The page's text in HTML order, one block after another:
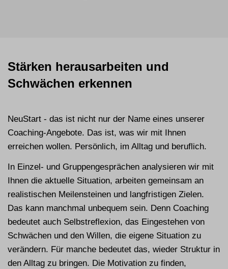
Stärken herausarbeiten und
Schwächen erkennen
NeuStart - das ist nicht nur der Name eines unserer
Coaching-Angebote. Das ist, was wir mit Ihnen
erreichen wollen. Persönlich, im Alltag und beruflich.
In Einzel- und Gruppengesprächen analysieren wir mit
Ihnen die aktuelle Situation, arbeiten gemeinsam an
realistischen Meilensteinen und langfristigen Zielen.
Das kann manchmal unbequem sein. Denn Coaching
bedeutet auch Selbstreflexion, das Eingestehen von
Schwächen und den Willen, die eigene Situation zu
verändern. Für manche bedeutet das, wieder Struktur in
den Alltag zu bringen. Die Motivation zu finden,